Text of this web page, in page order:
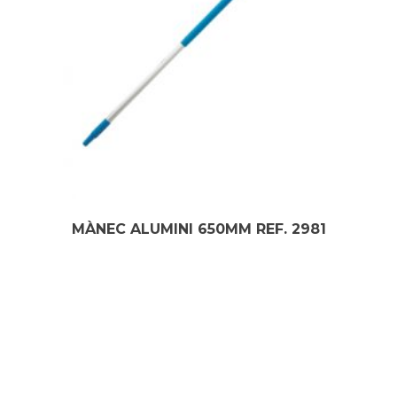
MÀNEC ALUMINI 650MM REF. 2981